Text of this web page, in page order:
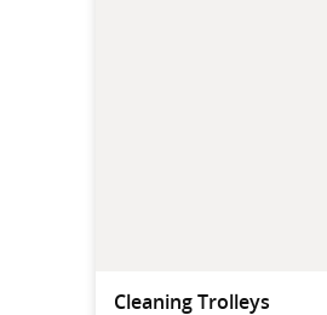
Cleaning Trolleys